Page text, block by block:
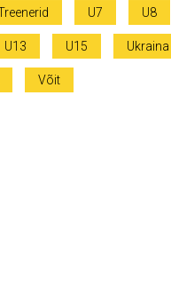
U7 U8
U13 U15 Ukraina
Võit